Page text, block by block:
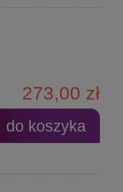
273,00 zł
do koszyka